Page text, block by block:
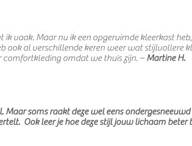
ik vaak. Maar nu ik een opgeruimde kleerkast
ook al verschillende keren weer wat stijlvollere
comfortkleding omdat we thuis zijn. –Martine H.
Maar soms raakt deze wel eens
Ook leer je hoe deze stijl jouw lichaam